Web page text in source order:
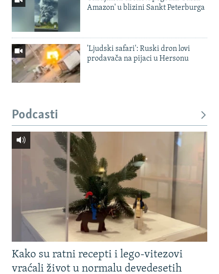
Amazon' u blizini Sankt Peterburga
'Ljudski safari': Ruski dron lovi
prodavača na pijaci u Hersonu
Podcasti
Kako su ratni recepti i lego-vitezovi
vraćali život u normalu devedesetih